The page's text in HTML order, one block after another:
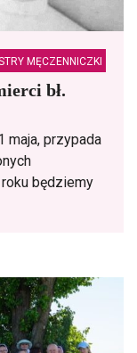
MĘCZENNICZKI
bł.
maja, przypada
będziemy